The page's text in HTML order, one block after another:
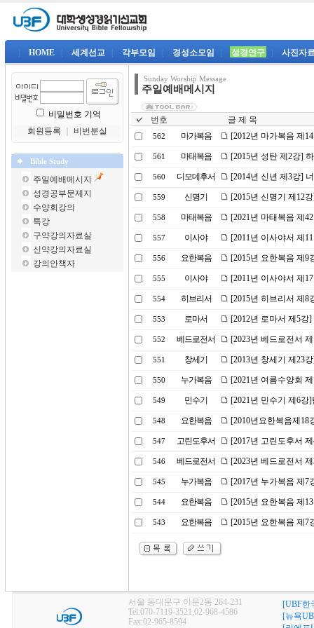
HOME 세계선교 각부모임 경성소모임 성경연구 사진자
비밀번호 기억
회원등록
비번분실
Bible Study
주일예배메시지
성경공부문제지
수양회강의
특강
구약강의자료실
신약강의자료실
강의안책자
Sunday Worship Message
주일예배메시지
번호 글 제 목
562 마가복음 [2012년 마가복음 제
561 마태복음 [2015년 성탄 제2강]
560 디모데후서 [2014년 신년 제3강]
559 신명기 [2015년 신명기 제12
558 마태복음 [2021년 마태복음 제
557 이사야 [2011년 이사야서 제
556 요한복음 [2015년 요한복음 제9
555 이사야 [2011년 이사야서 제
554 히브리서 [2015년 히브리서 제8
553 로마서 [2012년 로마서 제5강
552 베드로전서 [2023년 베드로전서
551 창세기 [2013년 창세기 제23
550 누가복음 [2021년 여름수양회
549 민수기 [2021년 민수기 제6
548 요한복음 [2010년요한복음제18
547 고린도후서 [2017년 고린도후서
546 베드로전서 [2023년 베드로전서
545 누가복음 [2017년 누가복음 제7
544 요한복음 [2015년 요한복음 제
543 요한복음 [2015년 요한복음 제7
서울 동대문구 이문2동 264-231
Tel:070-7119-3521,02-968-4586
Fax:02-965-8594
[UBF한
[뉴욕